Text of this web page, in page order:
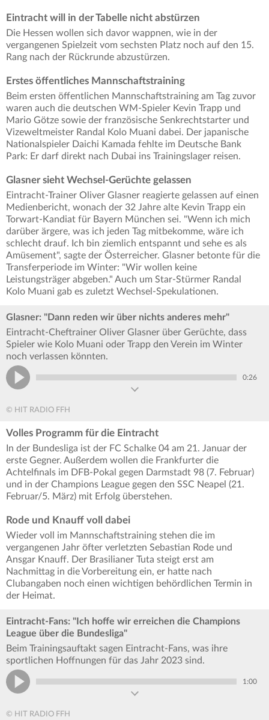
Eintracht will in der Tabelle nicht abstürzen
Die Hessen wollen sich davor wappnen, wie in der
vergangenen Spielzeit vom sechsten Platz noch auf den 15.
Rang nach der Rückrunde abzustürzen.
Erstes öffentliches Mannschaftstraining
Beim ersten öffentlichen Mannschaftstraining am Tag zuvor
waren auch die deutschen WM-Spieler Kevin Trapp und
Mario Götze sowie der französische Senkrechtstarter und
Vizeweltmeister Randal Kolo Muani dabei. Der japanische
Nationalspieler Daichi Kamada fehlte im Deutsche Bank
Park: Er darf direkt nach Dubai ins Trainingslager reisen.
Glasner sieht Wechsel-Gerüchte gelassen
Eintracht-Trainer Oliver Glasner reagierte gelassen auf einen
Medienbericht, wonach der 32 Jahre alte Kevin Trapp ein
Torwart-Kandiat für Bayern München sei. "Wenn ich mich
darüber ärgere, was ich jeden Tag mitbekomme, wäre ich
schlecht drauf. Ich bin ziemlich entspannt und sehe es als
Amüsement", sagte der Österreicher. Glasner betonte für die
Transferperiode im Winter: "Wir wollen keine
Leistungsträger abgeben." Auch um Star-Stürmer Randal
Kolo Muani gab es zuletzt Wechsel-Spekulationen.
Glasner: "Dann reden wir über nichts anderes mehr"
Eintracht-Cheftrainer Oliver Glasner über Gerüchte, dass
Spieler wie Kolo Muani oder Trapp den Verein im Winter
noch verlassen könnten.
0:26
© HIT RADIO FFH
Volles Programm für die Eintracht
In der Bundesliga ist der FC Schalke 04 am 21. Januar der
erste Gegner. Außerdem wollen die Frankfurter die
Achtelfinals im DFB-Pokal gegen Darmstadt 98 (7. Februar)
und in der Champions League gegen den SSC Neapel (21.
Februar/5. März) mit Erfolg überstehen.
Rode und Knauff voll dabei
Wieder voll im Mannschaftstraining stehen die im
vergangenen Jahr öfter verletzten Sebastian Rode und
Ansgar Knauff. Der Brasilianer Tuta steigt erst am
Nachmittag in die Vorbereitung ein, er hatte nach
Clubangaben noch einen wichtigen behördlichen Termin in
der Heimat.
Eintracht-Fans: "Ich hoffe wir erreichen die Champions
League über die Bundesliga"
Beim Trainingsauftakt sagen Eintracht-Fans, was ihre
sportlichen Hoffnungen für das Jahr 2023 sind.
1:00
© HIT RADIO FFH